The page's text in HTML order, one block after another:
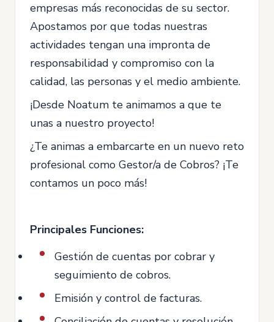
empresas más reconocidas de su sector.
Apostamos por que todas nuestras
actividades tengan una impronta de
responsabilidad y compromiso con la
calidad, las personas y el medio ambiente.
¡Desde Noatum te animamos a que te
unas a nuestro proyecto!
¿Te animas a embarcarte en un nuevo reto
profesional como Gestor/a de Cobros? ¡Te
contamos un poco más!
Principales Funciones:
Gestión de cuentas por cobrar y
seguimiento de cobros.
Emisión y control de facturas.